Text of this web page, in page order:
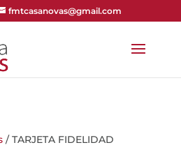
fmtcasanovas@gmail.com
/ TARJETA FIDELIDAD